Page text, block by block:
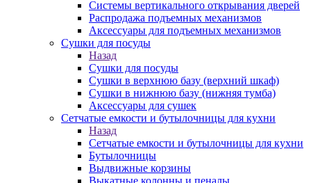
Системы вертикального открывания дверей
Распродажа подъемных механизмов
Аксессуары для подъемных механизмов
Сушки для посуды
Назад
Сушки для посуды
Сушки в верхнюю базу (верхний шкаф)
Сушки в нижнюю базу (нижняя тумба)
Аксессуары для сушек
Сетчатые емкости и бутылочницы для кухни
Назад
Сетчатые емкости и бутылочницы для кухни
Бутылочницы
Выдвижные корзины
Выкатные колонны и пеналы